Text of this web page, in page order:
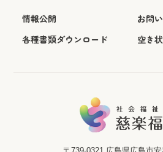
情報公開
お問
各種書類ダウンロード
空き